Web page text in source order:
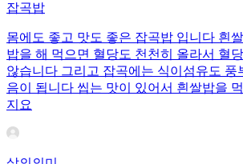
잡곡밥
몸에도 좋고 맛도 좋은 잡곡밥 입니다 흰
밥을 해 먹으면 혈당도 천천히 올라서 혈
않습니다 그리고 잡곡에는 식이섬유도 풍
음이 됩니다 씹는 맛이 있어서 흰쌀밥을
지요